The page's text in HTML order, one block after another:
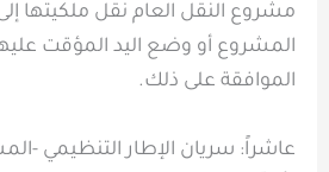
مشروع النقل العام نقل ملكيتها
المشروع أو وضع اليد المؤقت
الموافقة على ذلك.
عاشراً: سريان الإطار التنظيمي -